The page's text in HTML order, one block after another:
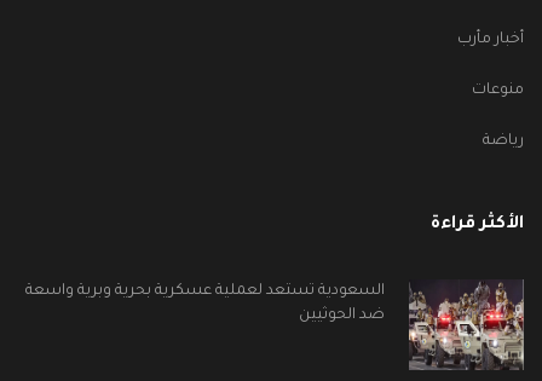
أخبار مأرب
منوعات
رياضة
الأكثر قراءة
السعودية تستعد لعملية عسكرية بحرية وبرية واسعة
ضد الحوثيين